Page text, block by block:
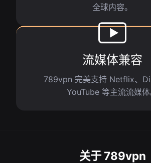
全球内容。
流媒体兼容
789vpn 完美支持 Netflix、
YouTube 等主流流媒体
关于 789vpn